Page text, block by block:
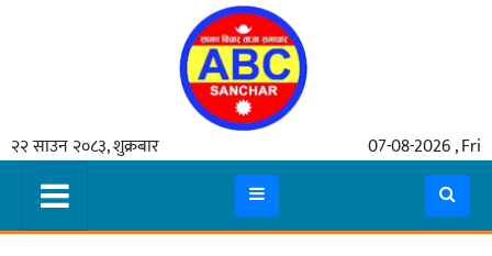
२२ साउन २०८३, शुक्रबार 07-08-2026 , Fri
समाचार
मुख्य
समाचार